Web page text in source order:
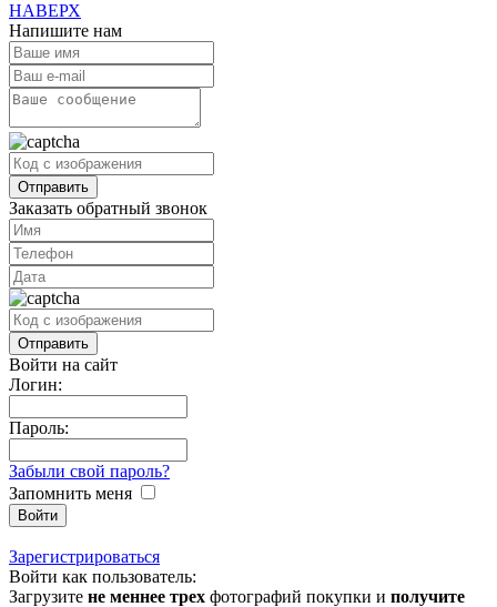
НАВЕРХ
Напишите нам
Заказать обратный звонок
Войти на сайт
Логин:
Пароль:
Забыли свой пароль?
Запомнить меня
Зарегистрироваться
Войти как пользователь:
Загрузите не меннее трех фотографий покупки и получите